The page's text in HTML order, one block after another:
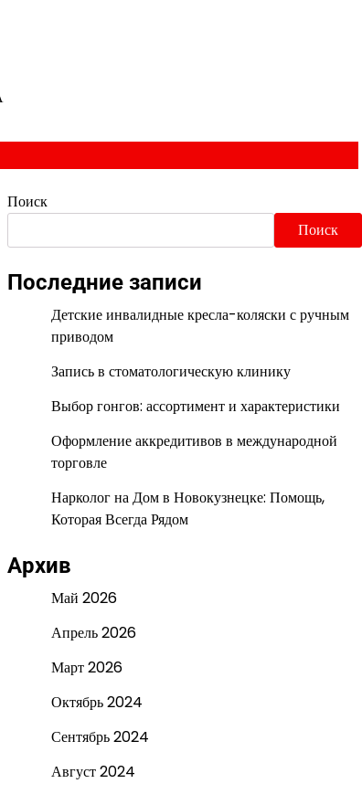
Поиск
Поиск
Последние записи
Детские инвалидные кресла-коляски с ручным
приводом
Запись в стоматологическую клинику
Выбор гонгов: ассортимент и характеристики
Оформление аккредитивов в международной
торговле
Нарколог на Дом в Новокузнецке: Помощь,
Которая Всегда Рядом
Архив
Май 2026
Апрель 2026
Март 2026
Октябрь 2024
Сентябрь 2024
Август 2024